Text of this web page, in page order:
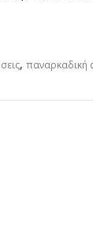
, παναρκαδική